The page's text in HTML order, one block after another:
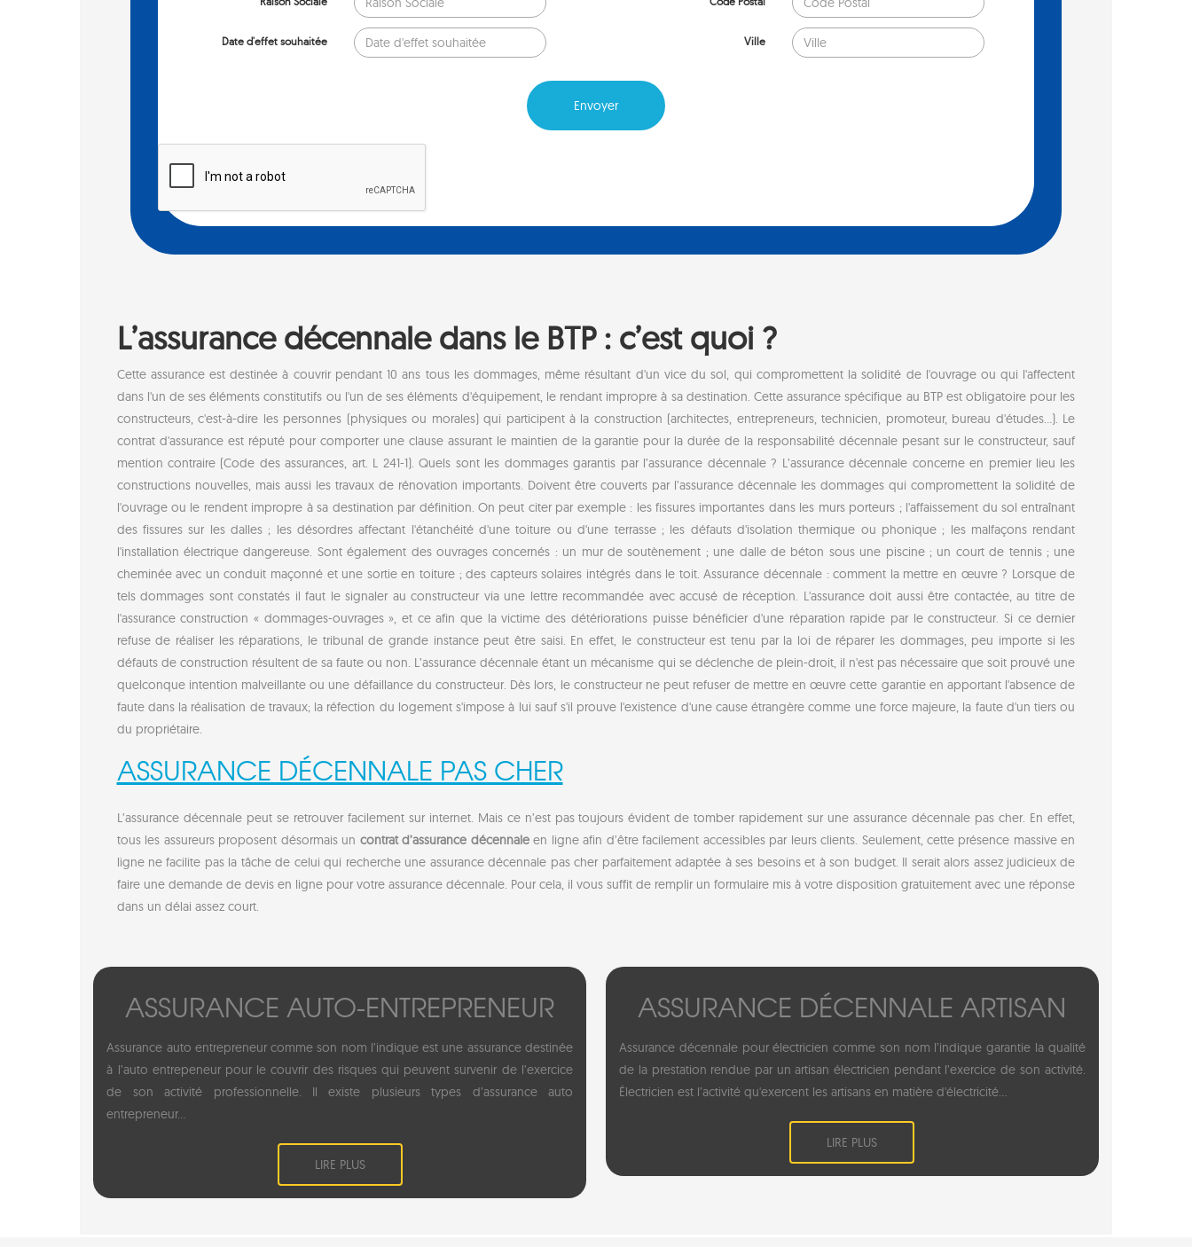
Date d'effet souhaitée Ville
L’assurance décennale dans le BTP : c’est quoi ?
Cette assurance est destinée à couvrir pendant 10 ans tous les dommages, même résultant d'un vice du sol, qui compromettent la solidité de l'ouvrage ou qui l'affectent
dans l'un de ses éléments constitutifs ou l'un de ses éléments d'équipement, le rendant impropre à sa destination. Cette assurance spécifique au BTP est obligatoire pour les
constructeurs, c'est-à-dire les personnes (physiques ou morales) qui participent à la construction (architectes, entrepreneurs, technicien, promoteur, bureau d'études...). Le
contrat d'assurance est réputé pour comporter une clause assurant le maintien de la garantie pour la durée de la responsabilité décennale pesant sur le constructeur, sauf
mention contraire (Code des assurances, art. L 241-1). Quels sont les dommages garantis par l’assurance décennale ? L’assurance décennale concerne en premier lieu les
constructions nouvelles, mais aussi les travaux de rénovation importants. Doivent être couverts par l’assurance décennale les dommages qui compromettent la solidité de
l'ouvrage ou le rendent impropre à sa destination par définition. On peut citer par exemple : les fissures importantes dans les murs porteurs ; l'affaissement du sol entraînant
des fissures sur les dalles ; les désordres affectant l'étanchéité d'une toiture ou d'une terrasse ; les défauts d'isolation thermique ou phonique ; les malfaçons rendant
l'installation électrique dangereuse. Sont également des ouvrages concernés : un mur de soutènement ; une dalle de béton sous une piscine ; un court de tennis ; une
cheminée avec un conduit maçonné et une sortie en toiture ; des capteurs solaires intégrés dans le toit. Assurance décennale : comment la mettre en œuvre ? Lorsque de
tels dommages sont constatés il faut le signaler au constructeur via une lettre recommandée avec accusé de réception. L'assurance doit aussi être contactée, au titre de
l'assurance construction « dommages-ouvrages », et ce afin que la victime des détériorations puisse bénéficier d'une réparation rapide par le constructeur. Si ce dernier
refuse de réaliser les réparations, le tribunal de grande instance peut être saisi. En effet, le constructeur est tenu par la loi de réparer les dommages, peu importe si les
défauts de construction résultent de sa faute ou non. L’assurance décennale étant un mécanisme qui se déclenche de plein-droit, il n'est pas nécessaire que soit prouvé une
quelconque intention malveillante ou une défaillance du constructeur. Dès lors, le constructeur ne peut refuser de mettre en œuvre cette garantie en apportant l'absence de
faute dans la réalisation de travaux; la réfection du logement s'impose à lui sauf s'il prouve l'existence d'une cause étrangère comme une force majeure, la faute d'un tiers ou
du propriétaire.
ASSURANCE DÉCENNALE PAS CHER
L’assurance décennale peut se retrouver facilement sur internet. Mais ce n’est pas toujours évident de tomber rapidement sur une assurance décennale pas cher. En effet,
tous les assureurs proposent désormais un contrat d’assurance décennaleen ligne afin d’être facilement accessibles par leurs clients. Seulement, cette présence massive en
ligne ne facilite pas la tâche de celui qui recherche une assurance décennale pas cher parfaitement adaptée à ses besoins et à son budget. Il serait alors assez judicieux de
faire une demande de devis en ligne pour votre assurance décennale. Pour cela, il vous suffit de remplir un formulaire mis à votre disposition gratuitement avec une réponse
dans un délai assez court.
ASSURANCE AUTO-ENTREPRENEUR
Assurance auto entrepreneur comme son nom l’indique est une assurance destinée
à l’auto entrepeneur pour le couvrir des risques qui peuvent survenir de l’exercice
de son activité professionnelle. Il existe plusieurs types d’assurance auto
entrepreneur...
LIRE PLUS
ASSURANCE DÉCENNALE ARTISAN
Assurance décennale pour électricien comme son nom l’indique garantie la qualité
de la prestation rendue par un artisan électricien pendant l’exercice de son activité.
Électricien est l’activité qu'exercent les artisans en matière d'électricité...
LIRE PLUS